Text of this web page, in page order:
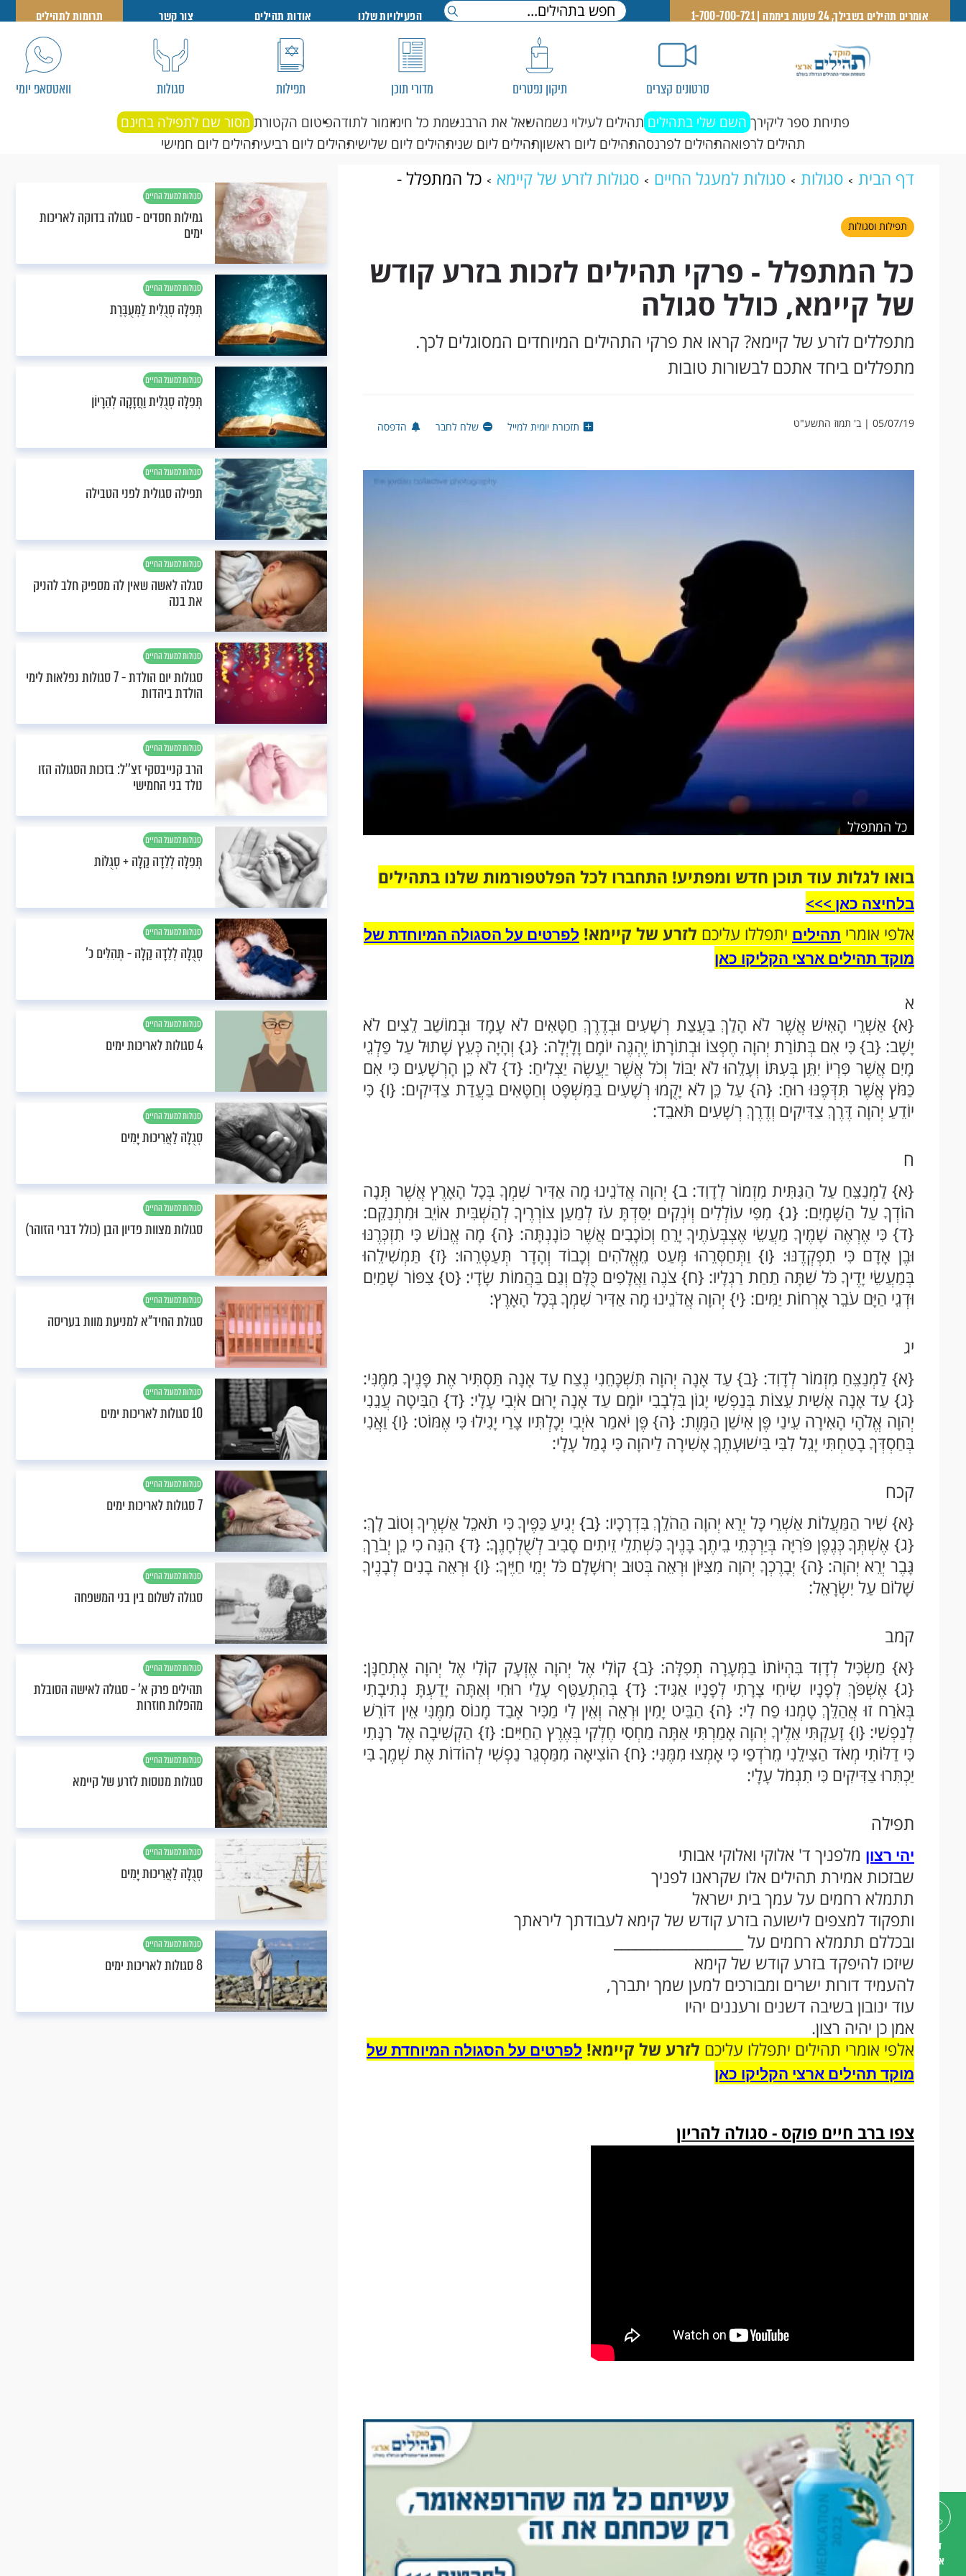
דברו
איתנו
אומרים תהילים בשבילך, 24 שעות ביממה | 1-700-700-721 הפעילויות שלנו אודות תהילים צור קשר תרומות לתהילים
סרטונים קצרים תיקון נפטרים מדורי תוכן תפילות סגולות וואטסאפ יומי
פתיחת ספר ליקירך השם שלי בתהילים תהילים לעילוי נשמהשאל את הרבנשמת כל חימזמור לתודהפיטום הקטורת מסור שם לתפילה בחינם
תהילים לרפואהתהילים לפרנסהתהילים ליום ראשוןתהילים ליום שניתהילים ליום שלישיתהילים ליום רביעיתהילים ליום חמישי
דף הבית סגולות סגולות למעגל החיים סגולות לזרע של קיימא
כל המתפלל -
פרקי תהילים לזכות בזרע קודש של קיימא, כולל סגולה
תפילות וסגולות
כל המתפלל - פרקי תהילים לזכות בזרע קודש
של קיימא, כולל סגולה
מתפללים לזרע של קיימא? קראו את פרקי התהילים המיוחדים המסוגלים לכך.
מתפללים ביחד אתכם לבשורות טובות
05/07/19 | ב' תמוז התשע"ט תזכורת יומית למייל שלח לחבר הדפסה
כל המתפלל
בואו לגלות עוד תוכן חדש ומפתיע! התחברו לכל הפלטפורמות שלנו בתהילים
בלחיצה כאן >>>​
אלפי אומרי תהילים יתפללו עליכם לזרע של קיימא! לפרטים על הסגולה המיוחדת של
מוקד תהילים ארצי הקליקו כאן
א
{א} אַשְׁרֵי הָאִישׁ אֲשֶׁר לֹא הָלַךְ בַּעֲצַת רְשָׁעִים וּבְדֶרֶךְ חַטָּאִים לֹא עָמָד וּבְמוֹשַׁב לֵצִים לֹא
יָשָׁב: {ב} כִּי אִם בְּתוֹרַת יְהוָה חֶפְצוֹ וּבְתוֹרָתוֹ יֶהְגֶּה יוֹמָם וָלָיְלָה: {ג} וְהָיָה כְּעֵץ שָׁתוּל עַל פַּלְגֵי
מָיִם אֲשֶׁר פִּרְיוֹ יִתֵּן בְּעִתּוֹ וְעָלֵהוּ לֹא יִבּוֹל וְכֹל אֲשֶׁר יַעֲשֶׂה יַצְלִיחַ: {ד} לֹא כֵן הָרְשָׁעִים כִּי אִם
כַּמֹּץ אֲשֶׁר תִּדְּפֶנּוּ רוּחַ: {ה} עַל כֵּן לֹא יָקֻמוּ רְשָׁעִים בַּמִּשְׁפָּט וְחַטָּאִים בַּעֲדַת צַדִּיקִים: {ו} כִּי
יוֹדֵעַ יְהוָה דֶּרֶךְ צַדִּיקִים וְדֶרֶךְ רְשָׁעִים תֹּאבֵד:
ח
{א} לַמְנַצֵּחַ עַל הַגִּתִּית מִזְמוֹר לְדָוִד: ב} יְהוָה אֲדֹנֵינוּ מָה אַדִּיר שִׁמְךָ בְּכָל הָאָרֶץ אֲשֶׁר תְּנָה
הוֹדְךָ עַל הַשָּׁמָיִם: {ג} מִפִּי עוֹלְלִים וְיֹנְקִים יִסַּדְתָּ עֹז לְמַעַן צוֹרְרֶיךָ לְהַשְׁבִּית אוֹיֵב וּמִתְנַקֵּם:
{ד} כִּי אֶרְאֶה שָׁמֶיךָ מַעֲשֵׂי אֶצְבְּעֹתֶיךָ יָרֵחַ וְכוֹכָבִים אֲשֶׁר כּוֹנָנְתָּה: {ה} מָה אֱנוֹשׁ כִּי תִזְכְּרֶנּוּ
וּבֶן אָדָם כִּי תִפְקְדֶנּוּ: {ו} וַתְּחַסְּרֵהוּ מְּעַט מֵאֱלֹהִים וְכָבוֹד וְהָדָר תְּעַטְּרֵהוּ: {ז} תַּמְשִׁילֵהוּ
בְּמַעֲשֵׂי יָדֶיךָ כֹּל שַׁתָּה תַחַת רַגְלָיו: {ח} צֹנֶה וַאֲלָפִים כֻּלָּם וְגַם בַּהֲמוֹת שָׂדָי: {ט} צִפּוֹר שָׁמַיִם
וּדְגֵי הַיָּם עֹבֵר אָרְחוֹת יַמִּים: {י} יְהוָה אֲדֹנֵינוּ מָה אַדִּיר שִׁמְךָ בְּכָל הָאָרֶץ:
יג
{א} לַמְנַצֵּחַ מִזְמוֹר לְדָוִד: {ב} עַד אָנָה יְהוָה תִּשְׁכָּחֵנִי נֶצַח עַד אָנָה תַּסְתִּיר אֶת פָּנֶיךָ מִמֶּנִּי:
{ג} עַד אָנָה אָשִׁית עֵצוֹת בְּנַפְשִׁי יָגוֹן בִּלְבָבִי יוֹמָם עַד אָנָה יָרוּם אֹיְבִי עָלָי: {ד} הַבִּיטָה עֲנֵנִי
יְהוָה אֱלֹהָי הָאִירָה עֵינַי פֶּן אִישַׁן הַמָּוֶת: {ה} פֶּן יֹאמַר אֹיְבִי יְכָלְתִּיו צָרַי יָגִילוּ כִּי אֶמּוֹט: {ו} וַאֲנִי
בְּחַסְדְּךָ בָטַחְתִּי יָגֵל לִבִּי בִּישׁוּעָתֶךָ אָשִׁירָה לַיהוָה כִּי גָמַל עָלָי:
קכח
{א} שִׁיר הַמַּעֲלוֹת אַשְׁרֵי כָּל יְרֵא יְהוָה הַהֹלֵךְ בִּדְרָכָיו: {ב} יְגִיעַ כַּפֶּיךָ כִּי תֹאכֵל אַשְׁרֶיךָ וְטוֹב לָךְ:
{ג} אֶשְׁתְּךָ כְּגֶפֶן פֹּרִיָּה בְּיַרְכְּתֵי בֵיתֶךָ בָּנֶיךָ כִּשְׁתִלֵי זֵיתִים סָבִיב לְשֻׁלְחָנֶךָ: {ד} הִנֵּה כִי כֵן יְבֹרַךְ
גָּבֶר יְרֵא יְהוָה: {ה} יְבָרֶכְךָ יְהוָה מִצִּיּוֹן וּרְאֵה בְּטוּב יְרוּשָׁלִָם כֹּל יְמֵי חַיֶּיךָ: {ו} וּרְאֵה בָנִים לְבָנֶיךָ
שָׁלוֹם עַל יִשְׂרָאֵל:
קמב
{א} מַשְׂכִּיל לְדָוִד בִּהְיוֹתוֹ בַמְּעָרָה תְפִלָּה: {ב} קוֹלִי אֶל יְהוָה אֶזְעָק קוֹלִי אֶל יְהוָה אֶתְחַנָּן:
{ג} אֶשְׁפֹּךְ לְפָנָיו שִׂיחִי צָרָתִי לְפָנָיו אַגִּיד: {ד} בְּהִתְעַטֵּף עָלַי רוּחִי וְאַתָּה יָדַעְתָּ נְתִיבָתִי
בְּאֹרַח זוּ אֲהַלֵּךְ טָמְנוּ פַח לִי: {ה} הַבֵּיט יָמִין וּרְאֵה וְאֵין לִי מַכִּיר אָבַד מָנוֹס מִמֶּנִּי אֵין דּוֹרֵשׁ
לְנַפְשִׁי: {ו} זָעַקְתִּי אֵלֶיךָ יְהוָה אָמַרְתִּי אַתָּה מַחְסִי חֶלְקִי בְּאֶרֶץ הַחַיִּים: {ז} הַקְשִׁיבָה אֶל רִנָּתִי
כִּי דַלּוֹתִי מְאֹד הַצִּילֵנִי מֵרֹדְפַי כִּי אָמְצוּ מִמֶּנִּי: {ח} הוֹצִיאָה מִמַּסְגֵּר נַפְשִׁי לְהוֹדוֹת אֶת שְׁמֶךָ בִּי
יַכְתִּרוּ צַדִּיקִים כִּי תִגְמֹל עָלָי:
תפילה
יהי רצון מלפניך ד' אלוקי ואלוקי אבותי
שבזכות אמירת תהילים אלו שקראנו לפניך
תתמלא רחמים על עמך בית ישראל
ותפקוד למצפים לישועה בזרע קודש של קימא לעבודתך ליראתך
ובכללם תתמלא רחמים על __________________
שיזכו להיפקד בזרע קודש של קימא
להעמיד דורות ישרים ומבורכים למען שמך יתברך,
עוד ינובון בשיבה דשנים ורעננים יהיו
אמן כן יהיה רצון.
אלפי אומרי תהילים יתפללו עליכם לזרע של קיימא! לפרטים על הסגולה המיוחדת של
מוקד תהילים ארצי הקליקו כאן
צפו ברב חיים פוקס - סגולה להריון
סגולות למעגל החיים
גמילות חסדים - סגולה בדוקה לאריכות
ימים
סגולות למעגל החיים
תְּפִלָּה סְגֻלִּית לַמְּעֻבֶּרֶת
סגולות למעגל החיים
תְּפִלָּה סְגֻלִּית וַחֲזָקָה לְהֵרָיוֹן
סגולות למעגל החיים
תפילה סגולית לפני הטבילה
סגולות למעגל החיים
סגלה לאשה שאין לה מספיק חלב להניק
את בנה
סגולות למעגל החיים
סגולות יום הולדת - 7 סגולות נפלאות לימי
הולדת ביהדות
סגולות למעגל החיים
הרב קנייבסקי זצ''ל: בזכות הסגולה הזו
נולד בני החמישי
סגולות למעגל החיים
תְּפִלָּה לְלֵדָה קַלָּה + סְגֻלּוֹת
סגולות למעגל החיים
סְגֻלָּה לְלֵדָה קַלָּה - תְּהִלִּים כ'
סגולות למעגל החיים
4 סגולות לאריכות ימים
סגולות למעגל החיים
סְגֻלָּה לַאֲרִיכוּת יָמִים
סגולות למעגל החיים
סגולות מצוות פדיון הבן (כולל דברי הזוהר)
סגולות למעגל החיים
סגולת החיד"א למניעת מוות בעריסה
סגולות למעגל החיים
10 סגולות לאריכות ימים
סגולות למעגל החיים
7 סגולות לאריכות ימים
סגולות למעגל החיים
סגולה לשלום בין בני המשפחה
סגולות למעגל החיים
תהילים פרק א' - סגולה לאישה הסובלת
מהפלות חוזרות
סגולות למעגל החיים
סגולות מנוסות לזרע של קיימא
סגולות למעגל החיים
סְגֻלָּה לַאֲרִיכוּת יָמִים
סגולות למעגל החיים
8 סגולות לאריכות ימים